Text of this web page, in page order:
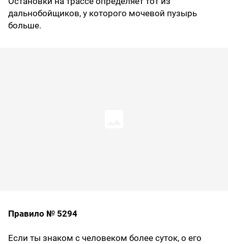
дальнобойщиков, у которого мочевой пузырь
больше.
Правило № 5294
Если ты знаком с человеком более суток, о его